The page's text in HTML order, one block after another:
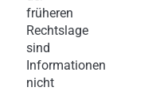
früheren
Rechtslage
sind
Informationen
nicht